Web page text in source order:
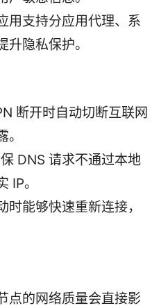
用支持分应用代理、系
隐私保护。
断开时自动切断互联网
DNS 请求不通过本地
IP。
时能够快速重新连接，
点的网络质量会直接影